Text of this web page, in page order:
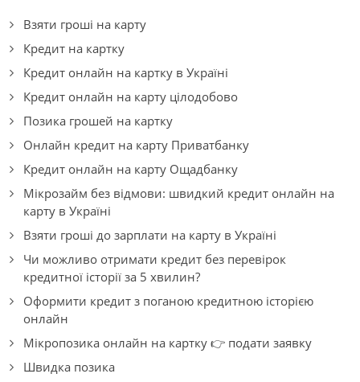
Взяти гроші на карту
Кредит на картку
Кредит онлайн на картку в Україні
Кредит онлайн на карту цілодобово
Позика грошей на картку
Онлайн кредит на карту Приватбанку
Кредит онлайн на карту Ощадбанку
Мікрозайм без відмови: швидкий кредит онлайн на
карту в Україні
Взяти гроші до зарплати на карту в Україні
Чи можливо отримати кредит без перевірок
кредитної історії за 5 хвилин?
Оформити кредит з поганою кредитною історією
онлайн
Мікропозика онлайн на картку 👉 подати заявку
Швидка позика